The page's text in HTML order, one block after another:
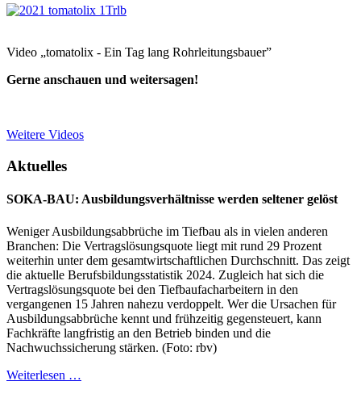
Video „tomatolix - Ein Tag lang Rohrleitungsbauer”
Gerne anschauen und weitersagen!
Weitere Videos
Aktuelles
SOKA-BAU: Ausbildungsverhältnisse werden seltener gelöst
Weniger Ausbildungsabbrüche im Tiefbau als in vielen anderen
Branchen: Die Vertragslösungsquote liegt mit rund 29 Prozent
weiterhin unter dem gesamtwirtschaftlichen Durchschnitt. Das zeigt
die aktuelle Berufsbildungsstatistik 2024. Zugleich hat sich die
Vertragslösungsquote bei den Tiefbaufacharbeitern in den
vergangenen 15 Jahren nahezu verdoppelt. Wer die Ursachen für
Ausbildungsabbrüche kennt und frühzeitig gegensteuert, kann
Fachkräfte langfristig an den Betrieb binden und die
Nachwuchssicherung stärken. (Foto: rbv)
Weiterlesen …